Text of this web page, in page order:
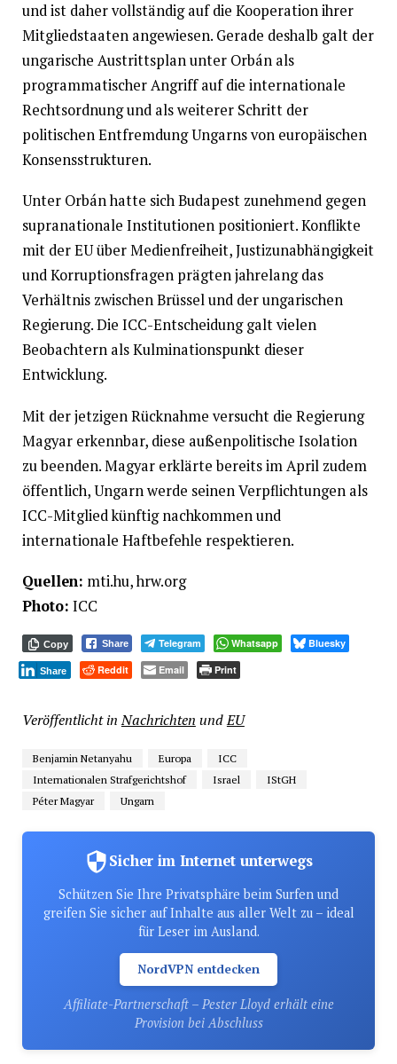
und ist daher vollständig auf die Kooperation ihrer
Mitgliedstaaten angewiesen. Gerade deshalb galt der
ungarische Austrittsplan unter Orbán als
programmatischer Angriff auf die internationale
Rechtsordnung und als weiterer Schritt der
politischen Entfremdung Ungarns von europäischen
Konsensstrukturen.
Unter Orbán hatte sich Budapest zunehmend gegen
supranationale Institutionen positioniert. Konflikte
mit der EU über Medienfreiheit, Justizunabhängigkeit
und Korruptionsfragen prägten jahrelang das
Verhältnis zwischen Brüssel und der ungarischen
Regierung. Die ICC-Entscheidung galt vielen
Beobachtern als Kulminationspunkt dieser
Entwicklung.
Mit der jetzigen Rücknahme versucht die Regierung
Magyar erkennbar, diese außenpolitische Isolation
zu beenden. Magyar erklärte bereits im April zudem
öffentlich, Ungarn werde seinen Verpflichtungen als
ICC-Mitglied künftig nachkommen und
internationale Haftbefehle respektieren.
Quellen: mti.hu, hrw.org
Photo: ICC
Copy Share Telegram Whatsapp Bluesky
Share Reddit Email Print
Veröffentlicht in Nachrichten undEU
Benjamin Netanyahu Europa
ICC
Internationalen Strafgerichtshof
Israel
IStGH
Péter Magyar
Ungarn
Sicher im Internet unterwegs
Schützen Sie Ihre Privatsphäre beim Surfen und
greifen Sie sicher auf Inhalte aus aller Welt zu – ideal
für Leser im Ausland.
NordVPN entdecken
Affiliate-Partnerschaft – Pester Lloyd erhält eine
Provision bei Abschluss